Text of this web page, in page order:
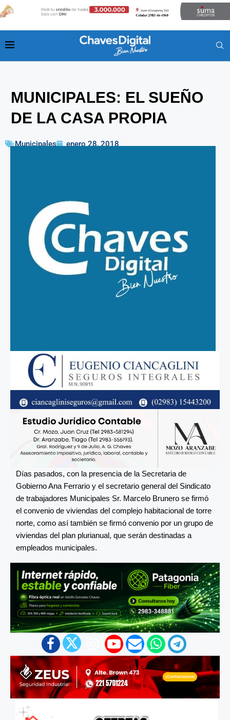
MUNICIPALES: EL SUEÑO
DE LA CASA PROPIA
Municipales enero 28, 2018
Días pasados, con la presencia de la Secretaria de
Gobierno Ana Ferrario y el secretario general del Sindicato
de trabajadores Municipales Sr. Marcelo Brunero se firmó
el convenio de viviendas del complejo habitacional de torre
norte, como así también se firmó convenio por un grupo de
viviendas del plan plurianual, que serán destinadas a
empleados municipales.